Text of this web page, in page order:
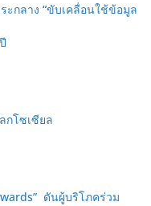
ะกลาง “ขับเคลื่อนใช้ข้อมูล
กโซเซียล
ดันผู้บริโภคร่วม